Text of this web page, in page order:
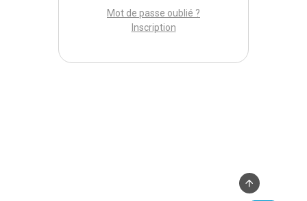
Mot de passe oublié ?
Inscription